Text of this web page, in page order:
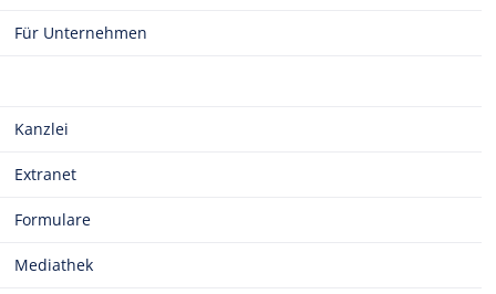
Für Unternehmen
Kanzlei
Extranet
Formulare
Mediathek